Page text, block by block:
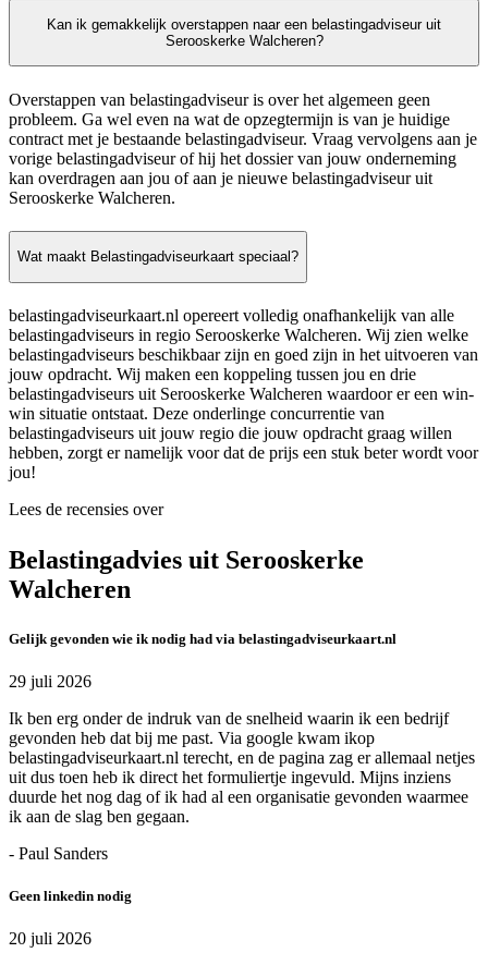
Kan ik gemakkelijk overstappen naar een belastingadviseur uit
Serooskerke Walcheren?
Overstappen van belastingadviseur is over het algemeen geen
probleem. Ga wel even na wat de opzegtermijn is van je huidige
contract met je bestaande belastingadviseur. Vraag vervolgens aan je
vorige belastingadviseur of hij het dossier van jouw onderneming
kan overdragen aan jou of aan je nieuwe belastingadviseur uit
Serooskerke Walcheren.
Wat maakt Belastingadviseurkaart speciaal?
belastingadviseurkaart.nl opereert volledig onafhankelijk van alle
belastingadviseurs in regio Serooskerke Walcheren. Wij zien welke
belastingadviseurs beschikbaar zijn en goed zijn in het uitvoeren van
jouw opdracht. Wij maken een koppeling tussen jou en drie
belastingadviseurs uit Serooskerke Walcheren waardoor er een win-
win situatie ontstaat. Deze onderlinge concurrentie van
belastingadviseurs uit jouw regio die jouw opdracht graag willen
hebben, zorgt er namelijk voor dat de prijs een stuk beter wordt voor
jou!
Lees de recensies over
Belastingadvies uit Serooskerke
Walcheren
Gelijk gevonden wie ik nodig had via belastingadviseurkaart.nl
29 juli 2026
Ik ben erg onder de indruk van de snelheid waarin ik een bedrijf
gevonden heb dat bij me past. Via google kwam ikop
belastingadviseurkaart.nl terecht, en de pagina zag er allemaal netjes
uit dus toen heb ik direct het formuliertje ingevuld. Mijns inziens
duurde het nog dag of ik had al een organisatie gevonden waarmee
ik aan de slag ben gegaan.
- Paul Sanders
Geen linkedin nodig
20 juli 2026